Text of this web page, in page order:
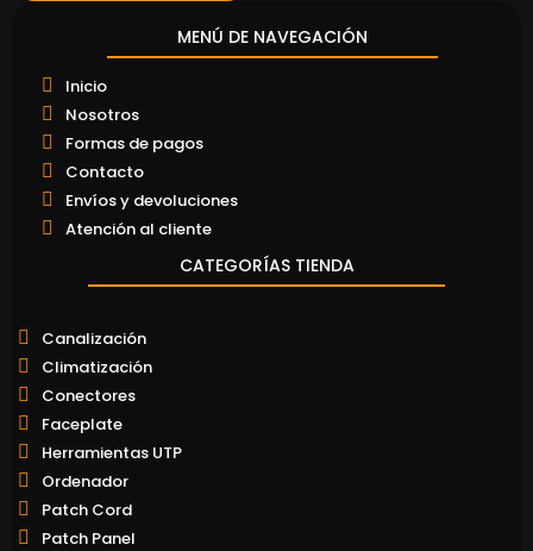
MENÚ DE NAVEGACIÓN
Inicio
Nosotros
Formas de pagos
Contacto
Envíos y devoluciones
Atención al cliente
CATEGORÍAS TIENDA
Canalización
Climatización
Conectores
Faceplate
Herramientas UTP
Ordenador
Patch Cord
Patch Panel